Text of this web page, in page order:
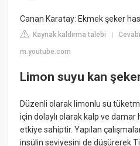
Canan Karatay: Ekmek şeker
Kaynak kaldırma talebi |
m.youtube.com
Limon suyu kan
Düzenli olarak limonlu su
için dolaylı olarak kalp ve damar
etkiye sahiptir. Yapılan
insülin seviyesini de düşürerek